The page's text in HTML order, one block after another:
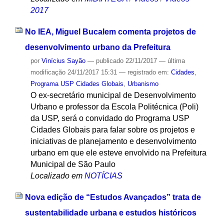
2017
No IEA, Miguel Bucalem comenta projetos de
desenvolvimento urbano da Prefeitura
por Vinícius Sayão — publicado22/11/2017 — última
modificação24/11/2017 15:31 — registrado em: Cidades,
Programa USP Cidades Globais, Urbanismo
O ex-secretário municipal de Desenvolvimento
Urbano e professor da Escola Politécnica (Poli)
da USP, será o convidado do Programa USP
Cidades Globais para falar sobre os projetos e
iniciativas de planejamento e desenvolvimento
urbano em que ele esteve envolvido na Prefeitura
Municipal de São Paulo
Localizado em NOTÍCIAS
Nova edição de “Estudos Avançados” trata de
sustentabilidade urbana e estudos históricos